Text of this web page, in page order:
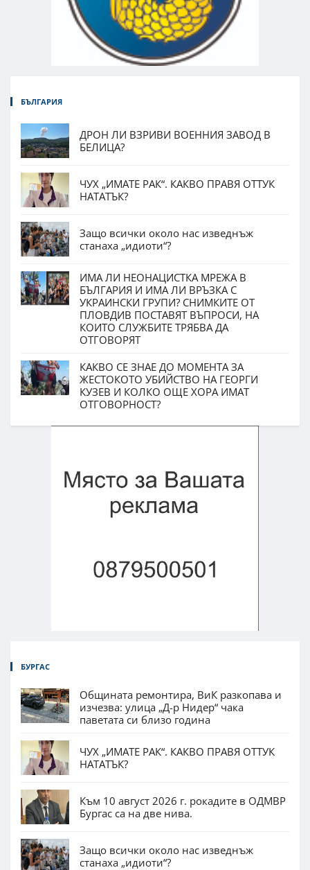
БЪЛГАРИЯ
ДРОН ЛИ ВЗРИВИ ВОЕННИЯ ЗАВОД В
БЕЛИЦА?
ЧУХ „ИМАТЕ РАК“. КАКВО ПРАВЯ ОТТУК
НАТАТЪК?
Защо всички около нас изведнъж
станаха „идиоти“?
ИМА ЛИ НЕОНАЦИСТКА МРЕЖА В
БЪЛГАРИЯ И ИМА ЛИ ВРЪЗКА С
УКРАИНСКИ ГРУПИ? СНИМКИТЕ ОТ
ПЛОВДИВ ПОСТАВЯТ ВЪПРОСИ, НА
КОИТО СЛУЖБИТЕ ТРЯБВА ДА
ОТГОВОРЯТ
КАКВО СЕ ЗНАЕ ДО МОМЕНТА ЗА
ЖЕСТОКОТО УБИЙСТВО НА ГЕОРГИ
КУЗЕВ И КОЛКО ОЩЕ ХОРА ИМАТ
ОТГОВОРНОСТ?
БУРГАС
Общината ремонтира, ВиК разкопава и
изчезва: улица „Д-р Нидер“ чака
паветата си близо година
ЧУХ „ИМАТЕ РАК“. КАКВО ПРАВЯ ОТТУК
НАТАТЪК?
Към 10 август 2026 г. рокадите в ОДМВР
Бургас са на две нива.
Защо всички около нас изведнъж
станаха „идиоти“?